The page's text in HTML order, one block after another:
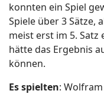
konnten ein Spiel
Spiele über 3 Sätze,
meist erst im 5.
hätte das Ergebnis
können.
Es spielten: